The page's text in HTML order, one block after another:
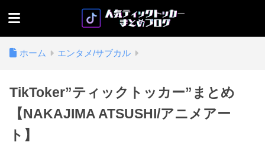
ホーム エンタメ/サブカル
TikToker”ティックトッカー”まとめ
【NAKAJIMA ATSUSHI/アニメアー
ト】